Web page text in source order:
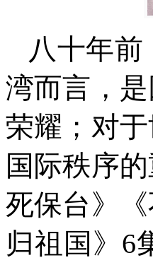
八十年
湾而言，
荣耀；对
国际秩序
死保台》
归祖国》6